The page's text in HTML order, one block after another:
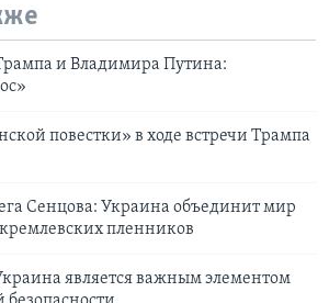
и Владимира Путина:
повестки» в ходе встречи Трампа
Сенцова: Украина объединит мир
пленников
является важным элементом